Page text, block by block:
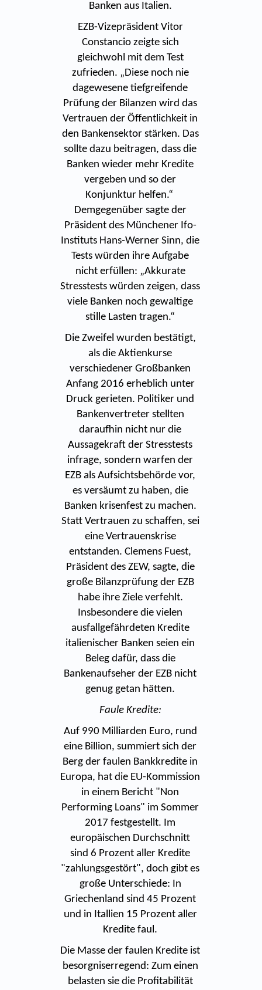
Banken aus Italien.
EZB-Vizepräsident Vitor
Constancio zeigte sich
gleichwohl mit dem Test
zufrieden. „Diese noch nie
dagewesene tiefgreifende
Prüfung der Bilanzen wird das
Vertrauen der Öffentlichkeit in
den Bankensektor stärken. Das
sollte dazu beitragen, dass die
Banken wieder mehr Kredite
vergeben und so der
Konjunktur helfen.“
Demgegenüber sagte der
Präsident des Münchener Ifo-
Instituts Hans-Werner Sinn, die
Tests würden ihre Aufgabe
nicht erfüllen: „Akkurate
Stresstests würden zeigen, dass
viele Banken noch gewaltige
stille Lasten tragen.“
Die Zweifel wurden bestätigt,
als die Aktienkurse
verschiedener Großbanken
Anfang 2016 erheblich unter
Druck gerieten. Politiker und
Bankenvertreter stellten
daraufhin nicht nur die
Aussagekraft der Stresstests
infrage, sondern warfen der
EZB als Aufsichtsbehörde vor,
es versäumt zu haben, die
Banken krisenfest zu machen.
Statt Vertrauen zu schaffen, sei
eine Vertrauenskrise
entstanden. Clemens Fuest,
Präsident des ZEW, sagte, die
große Bilanzprüfung der EZB
habe ihre Ziele verfehlt.
Insbesondere die vielen
ausfallgefährdeten Kredite
italienischer Banken seien ein
Beleg dafür, dass die
Bankenaufseher der EZB nicht
genug getan hätten.
Faule Kredite:
Auf 990 Milliarden Euro, rund
eine Billion, summiert sich der
Berg der faulen Bankkredite in
Europa, hat die EU-Kommission
in einem Bericht "Non
Performing Loans" im Sommer
2017 festgestellt. Im
europäischen Durchschnitt
sind 6 Prozent aller Kredite
"zahlungsgestört", doch gibt es
große Unterschiede: In
Griechenland sind 45 Prozent
und in Itallien 15 Prozent aller
Kredite faul.
Die Masse der faulen Kredite ist
besorgniserregend: Zum einen
belasten sie die Profitabilität